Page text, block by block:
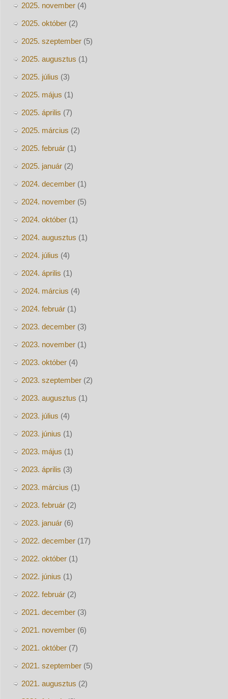
2025. november(4)
2025. október(2)
2025. szeptember(5)
2025. augusztus (1)
2025. július (3)
2025. május (1)
2025. április (7)
2025. március (2)
2025. február(1)
2025. január(2)
2024. december(1)
2024. november(5)
2024. október(1)
2024. augusztus (1)
2024. július (4)
2024. április (1)
2024. március (4)
2024. február(1)
2023. december(3)
2023. november(1)
2023. október(4)
2023. szeptember(2)
2023. augusztus (1)
2023. július (4)
2023. június (1)
2023. május (1)
2023. április (3)
2023. március (1)
2023. február(2)
2023. január(6)
2022. december(17)
2022. október(1)
2022. június (1)
2022. február(2)
2021. december(3)
2021. november(6)
2021. október(7)
2021. szeptember(5)
2021. augusztus (2)